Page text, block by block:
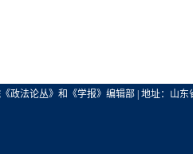
政法论丛》和《学报》编辑部 | 地址：山东